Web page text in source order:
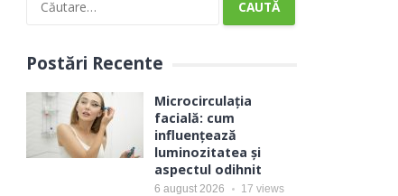
Postări Recente
Microcirculația
facială: cum
influențează
luminozitatea și
aspectul odihnit
6 august 2026 17 views